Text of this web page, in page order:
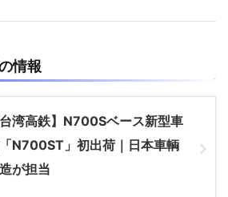
情報
台湾高鉄】N700Sベース新型車
N700ST」初出荷｜日本車輌
が担当